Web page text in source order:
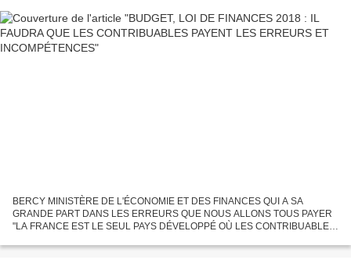
BERCY MINISTÈRE DE L'ÉCONOMIE ET DES FINANCES QUI A SA
GRANDE PART DANS LES ERREURS QUE NOUS ALLONS TOUS PAYER
"LA FRANCE EST LE SEUL PAYS DÉVELOPPÉ OÙ LES CONTRIBUABLES
Nicolas BAVEREZ Budget de l'État...